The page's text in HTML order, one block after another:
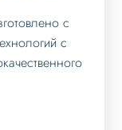
с
с